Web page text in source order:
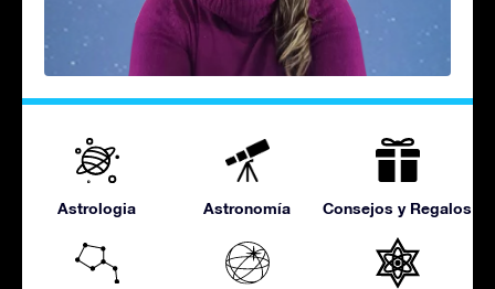
Astrologia Astronomía Consejos y Regalos